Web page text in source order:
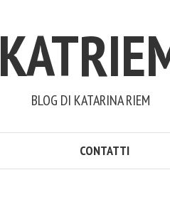
BLOG DI KATARINA RIEM
CONTATTI